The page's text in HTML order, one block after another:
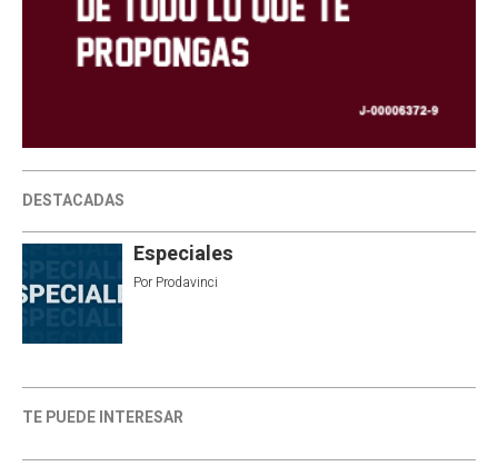
DESTACADAS
Especiales
Por Prodavinci
TE PUEDE INTERESAR